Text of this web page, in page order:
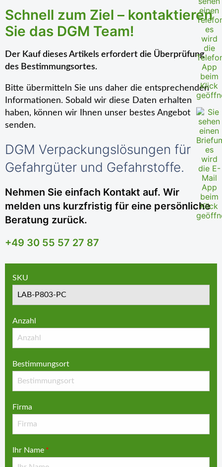
Schnell zum Ziel – kontaktieren
Sie das DGM Team!
Der Kauf dieses Artikels erfordert die Überprüfung
des Bestimmungsortes.
Bitte übermitteln Sie uns daher die entsprechenden
Informationen. Sobald wir diese Daten erhalten
haben, können wir Ihnen unser bestes Angebot
senden.
DGM Verpackungslösungen für
Gefahrgüter und Gefahrstoffe.
Nehmen Sie einfach Kontakt auf. Wir
melden uns kurzfristig für eine persönliche
Beratung zurück.
+49 30 55 57 27 87
SKU
Anzahl
Bestimmungsort
Firma
Ihr Name *